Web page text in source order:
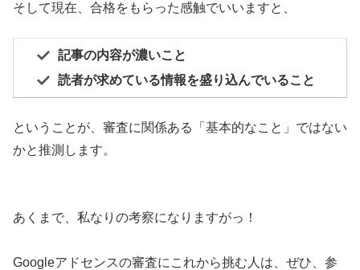
そして現在、合格をもらった感触でいいますと、
記事の内容が濃いこと
読者が求めている情報を盛り込んでいること
ということが、審査に関係ある「基本的なこと」ではない
かと推測します。
あくまで、私なりの考察になりますがっ！
Googleアドセンスの審査にこれから挑む人は、ぜひ、参